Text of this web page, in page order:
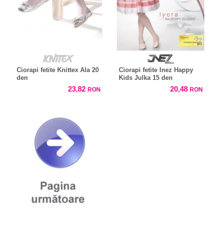
Ciorapi fetite Knittex Ala 20
den
23,82 RON
Ciorapi fetite Inez Happy
Kids Julka 15 den
20,48 RON